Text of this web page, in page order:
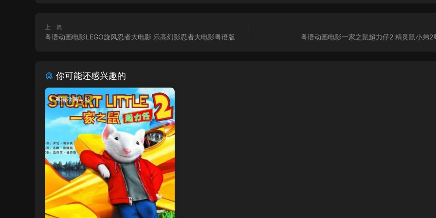
上一篇
粤语动画电影LEGO旋风忍者大电影 乐高幻影忍者大电影粤语版 粤语动画电影一家之鼠超力仔2 精灵鼠小弟2
你可能还感兴趣的
粤语动画电影